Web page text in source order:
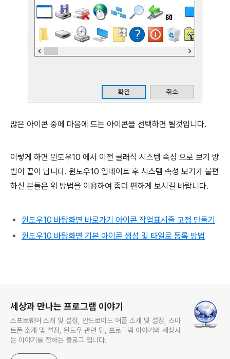
많은 아이콘 중에 마음에 드는 아이콘을 선택하면 될것입니다.
이렇게 하면 윈도우10 에서 이전 클래식 시스템 속성 으로 보기 방
법이 끝이 납니다. 윈도우10 업데이트 후 시스템 속성 보기가 불편
하신 분들은 위 방법을 이용하여 좀더 편하게 보시길 바랍니다.
윈도우10 바탕화면 바로가기 아이콘 작업표시줄 고정 만들기
윈도우10 바탕화면 기본 아이콘 생성 및 타일로 등록 방법
세상과 만나는 프로그램 이야기
소프트웨어 소개 및 설정, 안드로이드 어플 소개 및 설정, 스마
트폰 소개 및 설정, 윈도우 관련 팁, 프로그램 이야기와 세상사
는 이야기를 전하는 블로그 입니다.